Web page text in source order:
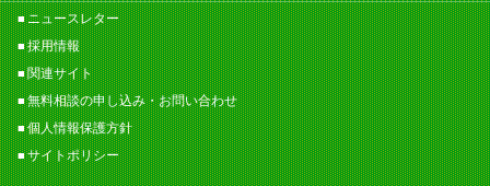
ニュースレター
採用情報
関連サイト
無料相談の申し込み・お問い合わせ
個人情報保護方針
サイトポリシー